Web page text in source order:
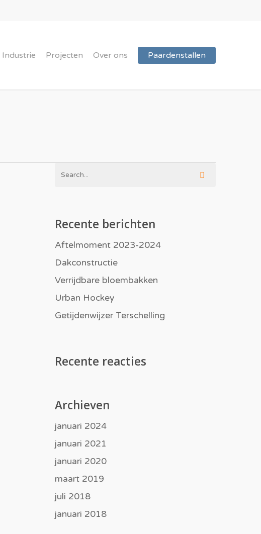
Industrie Projecten Over ons Paardenstallen
Recente berichten
Aftelmoment 2023-2024
Dakconstructie
Verrijdbare bloembakken
Urban Hockey
Getijdenwijzer Terschelling
Recente reacties
Archieven
januari 2024
januari 2021
januari 2020
maart 2019
juli 2018
januari 2018